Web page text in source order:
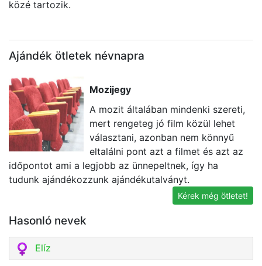
közé tartozik.
Ajándék ötletek névnapra
Mozijegy
A mozit általában mindenki szereti,
mert rengeteg jó film közül lehet
választani, azonban nem könnyű
eltalálni pont azt a filmet és azt az
időpontot ami a legjobb az ünnepeltnek, így ha
tudunk ajándékozzunk ajándékutalványt.
Kérek még ötletet!
Hasonló nevek
Elíz